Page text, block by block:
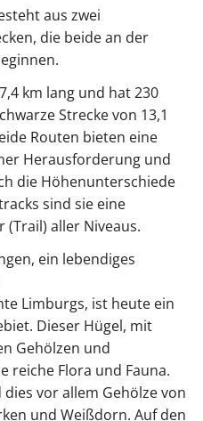
aus zwei
die beide an der
km lang und hat 230
Strecke von 13,1
Routen bieten eine
Herausforderung und
die Höhenunterschiede
sind sie eine
aller Niveaus.
ein lebendiges
Limburgs, ist heute ein
Dieser Hügel, mit
Gehölzen und
reiche Flora und Fauna.
vor allem Gehölze von
und Weißdorn. Auf den